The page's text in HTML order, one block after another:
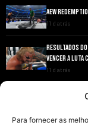
Para fornecer as
AEW
11 d atrás
RESULTADOS
VENCER A LUTA
11 d atrás
ANDRADE EL